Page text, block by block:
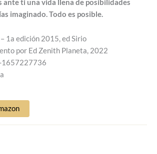
ante ti una vida llena de posibilidades
imaginado. Todo es posible.
1a edición 2015, ed Sirio
por Ed Zenith Planeta, 2022
1657227736